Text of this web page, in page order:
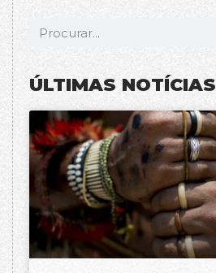
ÚLTIMAS NOTÍCIAS